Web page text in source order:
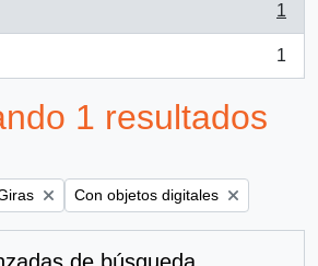
1
1
1 resultados
filter:Remove filter:
Con objetos digitales